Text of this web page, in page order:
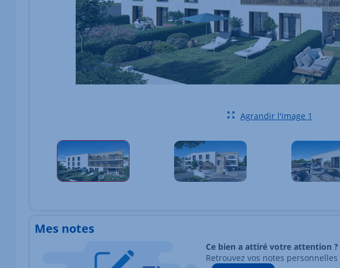
Agrandir l'image 1
Mes notes
Ce bien a attiré votre attention ?
Retrouvez vos notes